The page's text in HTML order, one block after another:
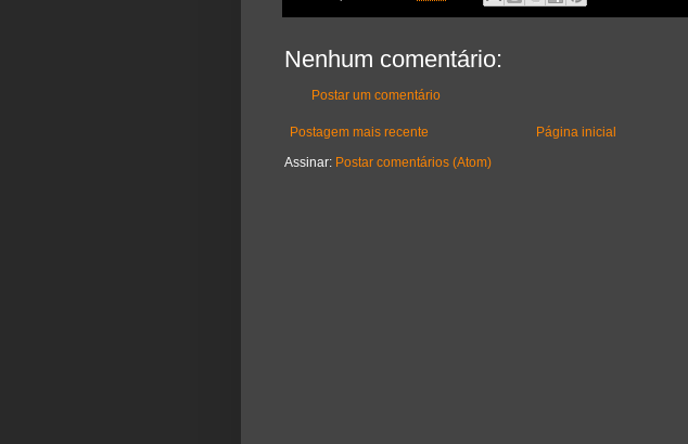
Nenhum comentário:
Postar um comentário
Postagem mais recente
Página inicial
Assinar: Postar comentários (Atom)